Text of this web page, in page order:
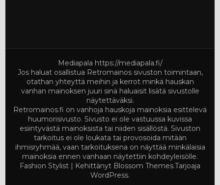
Mediapala https://mediapala.fi/
Jos haluat osallistua Retromainos sivuston toimintaan,
otathan yhteyttä meihin ja kerrot minkä hauskan
vanhan mainoksen juuri sinä haluaisit lisätä sivustolle
näytettäväksi.
Retromainos.fi on vanhoja hauskoja mainoksia esittelevä
huumorisivusto. Sivusto ei ole vastuussa kuvissa
esiintyvästä mainoksista tai niiden sisällöstä. Sivuston
tarkoitus ei ole loukata tai provosoida mitään
ihmisryhmää, vaan tarkoituksena on näyttää minkälaisia
mainoksia ennen vanhaan näytettiin kohdeyleisölle.
Fashion Stylist | Kehittänyt Blossom Themes.Tarjoaja
WordPress.